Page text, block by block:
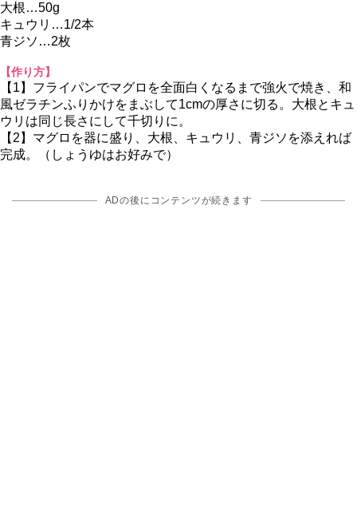
大根…50g
キュウリ…1/2本
青ジソ…2枚
【作り方】
【1】フライパンでマグロを全面白くなるまで強火で焼き、和
風ゼラチンふりかけをまぶして1cmの厚さに切る。大根とキュ
ウリは同じ長さにして千切りに。
【2】マグロを器に盛り、大根、キュウリ、青ジソを添えれば
完成。（しょうゆはお好みで）
ADの後にコンテンツが続きます